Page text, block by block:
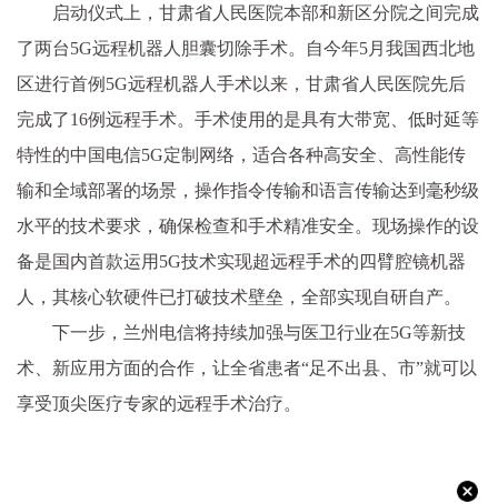
启动仪式上，甘肃省人民医院本部和新区分院之间完成
了两台5G远程机器人胆囊切除手术。自今年5月我国西北地
区进行首例5G远程机器人手术以来，甘肃省人民医院先后
完成了16例远程手术。手术使用的是具有大带宽、低时延等
特性的中国电信5G定制网络，适合各种高安全、高性能传
输和全域部署的场景，操作指令传输和语言传输达到毫秒级
水平的技术要求，确保检查和手术精准安全。现场操作的设
备是国内首款运用5G技术实现超远程手术的四臂腔镜机器
人，其核心软硬件已打破技术壁垒，全部实现自研自产。
下一步，兰州电信将持续加强与医卫行业在5G等新技
术、新应用方面的合作，让全省患者“足不出县、市”就可以
享受顶尖医疗专家的远程手术治疗。